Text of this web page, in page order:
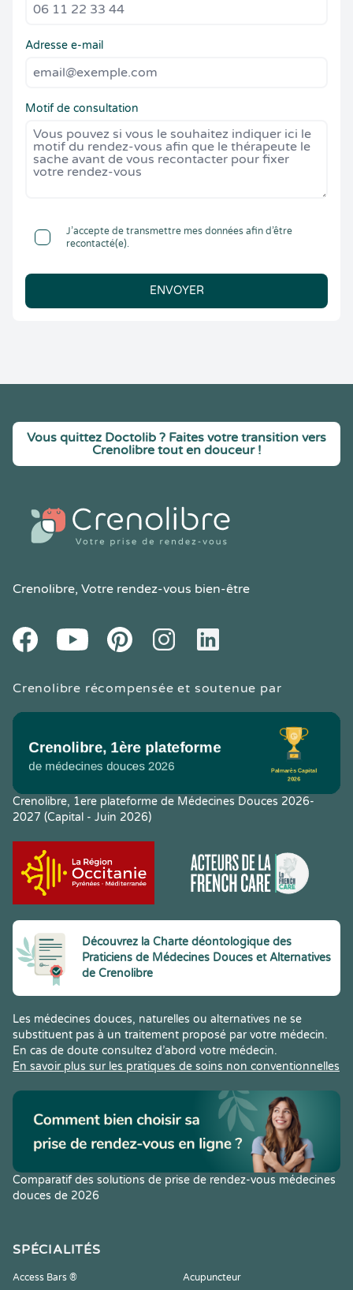
Adresse e-mail
Motif de consultation
J’accepte de transmettre mes données afin d’être
recontacté(e).
ENVOYER
Vous quittez Doctolib ? Faites votre transition vers
Crenolibre tout en douceur !
Crenolibre, Votre rendez-vous bien-être
FacebookYoutube PinteresetInstagramLinkedIn
Crenolibre récompensée et soutenue par
Crenolibre, 1ere plateforme de Médecines Douces 2026-
2027 (Capital - Juin 2026)
Découvrez la Charte déontologique des
Praticiens de Médecines Douces et Alternatives
de Crenolibre
Les médecines douces, naturelles ou alternatives ne se
substituent pas à un traitement proposé par votre médecin.
En cas de doute consultez d’abord votre médecin.
En savoir plus sur les pratiques de soins non conventionnelles
Comparatif des solutions de prise de rendez-vous médecines
douces de 2026
SPÉCIALITÉS
Access Bars ®
Acupuncteur